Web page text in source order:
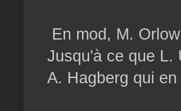
En mod, M.
Jusqu'à ce que L.
A. Hagberg qui